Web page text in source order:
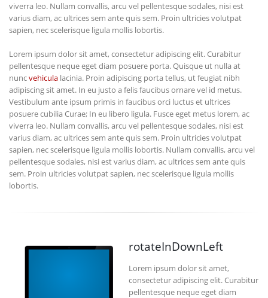
viverra leo. Nullam convallis, arcu vel pellentesque sodales, nisi est
varius diam, ac ultrices sem ante quis sem. Proin ultricies volutpat
sapien, nec scelerisque ligula mollis lobortis.
Lorem ipsum dolor sit amet, consectetur adipiscing elit. Curabitur
pellentesque neque eget diam posuere porta. Quisque ut nulla at
nuncvehicula lacinia. Proin adipiscing porta tellus, ut feugiat nibh
adipiscing sit amet. In eu justo a felis faucibus ornare vel id metus.
Vestibulum ante ipsum primis in faucibus orci luctus et ultrices
posuere cubilia Curae; In eu libero ligula. Fusce eget metus lorem, ac
viverra leo. Nullam convallis, arcu vel pellentesque sodales, nisi est
varius diam, ac ultrices sem ante quis sem. Proin ultricies volutpat
sapien, nec scelerisque ligula mollis lobortis. Nullam convallis, arcu vel
pellentesque sodales, nisi est varius diam, ac ultrices sem ante quis
sem. Proin ultricies volutpat sapien, nec scelerisque ligula mollis
lobortis.
rotateInDownLeft
Lorem ipsum dolor sit amet,
consectetur adipiscing elit. Curabitur
pellentesque neque eget diam